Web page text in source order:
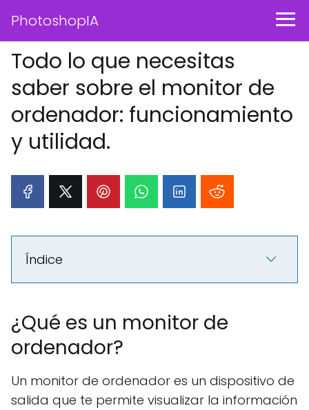
PhotoshopIA
Todo lo que necesitas
saber sobre el monitor de
ordenador: funcionamiento
y utilidad.
Índice
¿Qué es un monitor de
ordenador?
Un monitor de ordenador es un dispositivo de
salida que te permite visualizar la información